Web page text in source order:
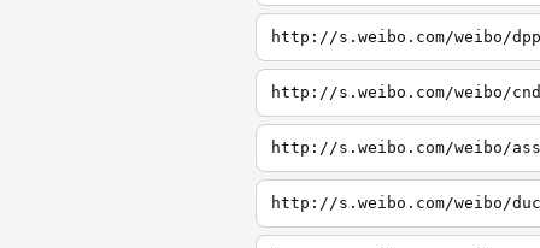
http://s.weibo.com/weibo/dpp
http://s.weibo.com/weibo/cnd
http://s.weibo.com/weibo/ass
http://s.weibo.com/weibo/